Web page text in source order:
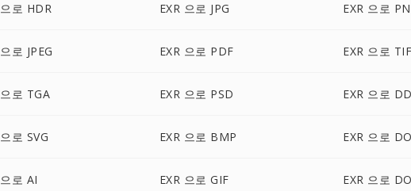
로 HDR EXR 으로 JPG EXR 으로
로 JPEG EXR 으로 PDF EXR 으로
로 TGA EXR 으로 PSD EXR 으로
로 SVG EXR 으로 BMP EXR 으로
로 AI EXR 으로 GIF EXR 으로